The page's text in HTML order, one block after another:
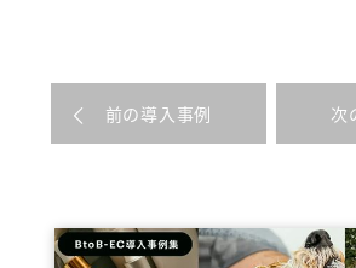
前の導入事例 次